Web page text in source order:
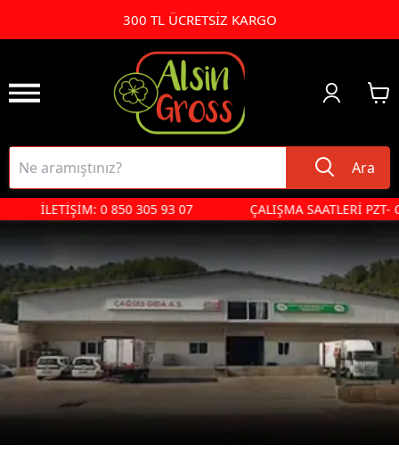
300 TL ÜCRETSİZ KARGO
Ara
İLETİŞİM: 0 850 305 93 07 ÇALIŞMA SAATLERİ PZT-